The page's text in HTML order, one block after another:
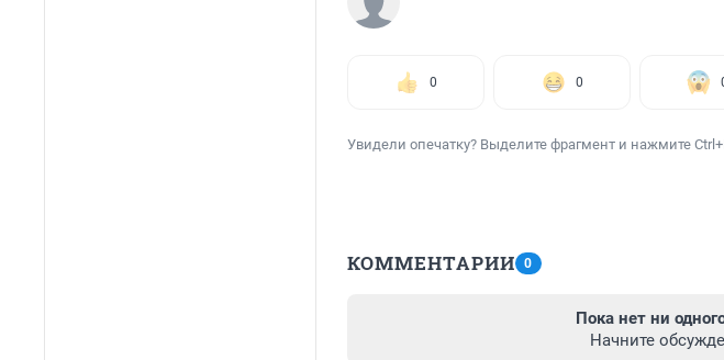
0 0
Увидели опечатку? Выделите фрагмент и нажмите
КОММЕНТАРИИ 0
Пока нет ни
Начните